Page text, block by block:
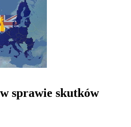
sprawie skutków